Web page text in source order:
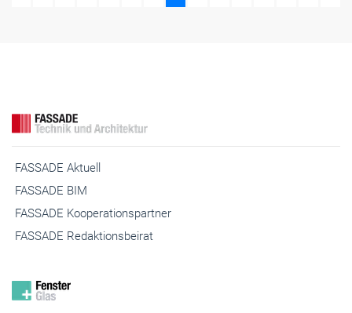
FASSADE Aktuell
FASSADE BIM
FASSADE Kooperationspartner
FASSADE Redaktionsbeirat